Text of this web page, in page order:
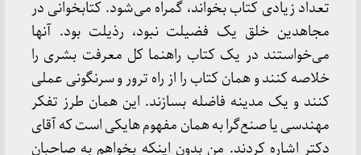
تعداد زیادی کتاب بخواند، گمراه می‌شود. کتابخوانی در
مجاهدین خلق یک فضیلت نبود، رذیلت بود. آنها
می‌خواستند در یک کتاب راهنما کل معرفت بشری را
خلاصه کنند و همان کتاب را از راه ترور و سرنگونی عملی
کنند و یک مدینه فاضله بسازند. این همان طرز تفکر
مهندسی یا صنع‌گرا به همان مفهوم هایکی است که آقای
دکتر اشاره کردند. من بدون اینکه بخواهم به صاحبان